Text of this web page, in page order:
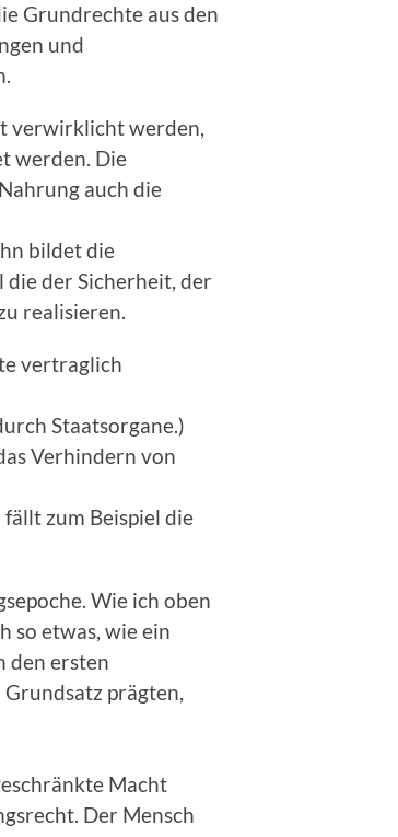
Grundrechte aus den
und
verwirklicht werden,
werden. Die
auch die
bildet die
die der Sicherheit, der
realisieren.
vertraglich
Staatsorgane.)
Verhindern von
zum Beispiel die
Wie ich oben
so etwas, wie ein
den ersten
prägten,
Macht
Der Mensch